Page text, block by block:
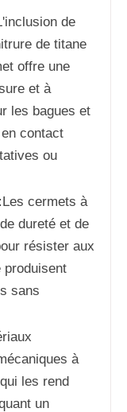
de
de titane
offre une
et à
les bagues et
contact
ou
Les cermets à
dureté et de
résister aux
produisent
sans
à
les rend
un